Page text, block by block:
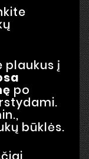
plaukus į
po
būklės.